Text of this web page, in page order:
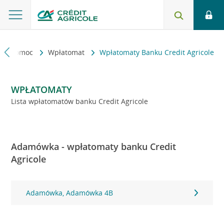
i pomoc Wpłatomat Wpłatomaty Banku Credit Agricole
WPŁATOMATY
Lista wpłatomatów banku Credit Agricole
Adamówka - wpłatomaty banku Credit
Agricole
Adamówka, Adamówka 4B